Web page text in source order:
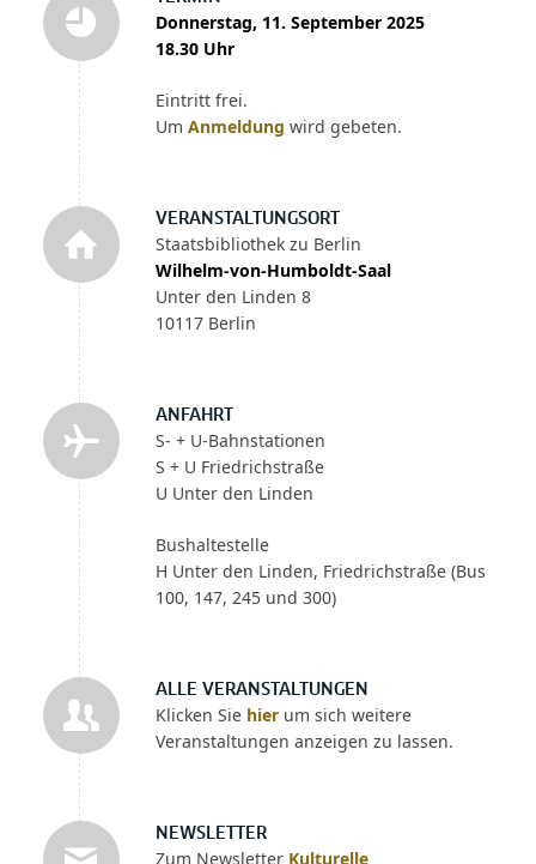
Donnerstag, 11. September 2025
18.30 Uhr
Eintritt frei.
Um Anmeldung wird gebeten.
VERANSTALTUNGSORT
Staatsbibliothek zu Berlin
Wilhelm-von-Humboldt-Saal
Unter den Linden 8
10117 Berlin
ANFAHRT
S- + U-Bahnstationen
S + U Friedrichstraße
U Unter den Linden
Bushaltestelle
H Unter den Linden, Friedrichstraße (Bus
100, 147, 245 und 300)
ALLE VERANSTALTUNGEN
Klicken Sie hierum sich weitere
Veranstaltungen anzeigen zu lassen.
NEWSLETTER
Zum Newsletter Kulturelle